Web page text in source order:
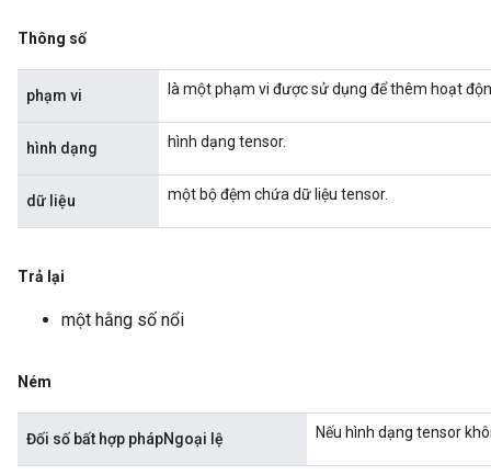
Thông số
phạm vi là một phạm vi được sử dụng để thêm hoạt
hình dạng hình dạng tensor.
dữ liệu một bộ đệm chứa dữ liệu tensor.
Trả lại
một hằng số nổi
Ném
Đối số bất hợp phápNgoại lệ Nếu hình dạng tensor